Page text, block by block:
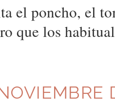
el poncho, el
que los